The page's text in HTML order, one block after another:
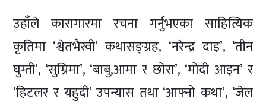
उहाँले कारागारमा रचना गर्नुभएका साहित्यिक
कृतिमा ‘श्वेतभैरवी’ कथासङ्ग्रह, ‘नरेन्द्र दाइ’, ‘तीन
घुम्ती’, ‘सुम्निमा’, ‘बाबु,आमा र छोरा’, ‘मोदी आइन’ र
‘हिटलर र यहुदी’ उपन्यास तथा ‘आफ्नो कथा’, ‘जेल